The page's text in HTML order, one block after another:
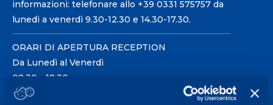
informazioni: telefonare allo +39 0331 575757 da
lunedì a venerdì 9.30-12.30 e 14.30-17.30.
ORARI DI APERTURA RECEPTION
Da Lunedì al Venerdì
08.30 - 18.30